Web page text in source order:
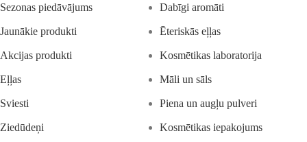
Sezonas piedāvājums
Jaunākie produkti
Akcijas produkti
Eļļas
Sviesti
Ziedūdeņi
Dabīgi aromāti
Ēteriskās eļļas
Kosmētikas laboratorija
Māli un sāls
Piena un augļu pulveri
Kosmētikas iepakojums